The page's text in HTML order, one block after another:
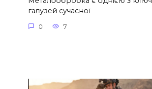
галузей сучасної
0 7